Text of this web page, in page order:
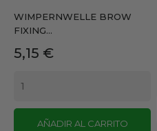
WIMPERNWELLE BROW
FIXING...
Precio
5,15 €
AÑADIR AL CARRITO